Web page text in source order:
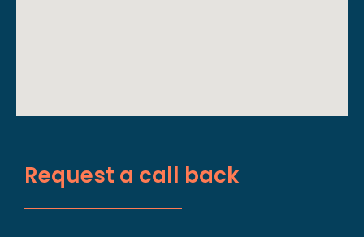
Request a call back